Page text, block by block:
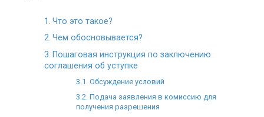
Что это такое?
Чем обосновывается?
Пошаговая инструкция по заключению
соглашения об уступке
Обсуждение условий
Подача заявления в комиссию для
получения разрешения